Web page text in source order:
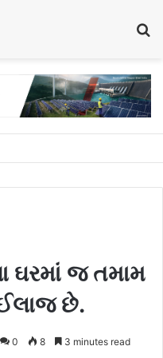
જ તમામ
છે.
0 8 3 minutes read